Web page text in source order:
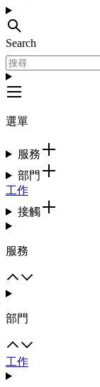
Search
選單
服務
部門
工作
接觸
服務
部門
工作